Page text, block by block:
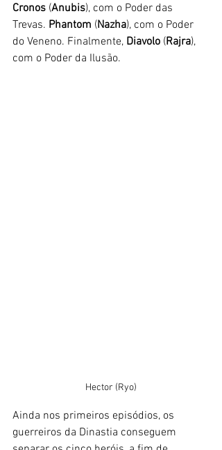
Cronos (Anubis), com o Poder das
Trevas. Phantom (Nazha), com o Poder
do Veneno. Finalmente, Diavolo (Rajra),
com o Poder da Ilusão.
Hector (Ryo)
Ainda nos primeiros episódios, os
guerreiros da Dinastia conseguem